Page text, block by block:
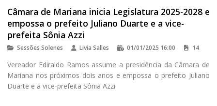
Câmara de Mariana inicia Legislatura 2025-2028 e
empossa o prefeito Juliano Duarte e a vice-
prefeita Sônia Azzi
Sessões Solenes Livia Salles 01/01/2025 16:00 14
Vereador Ediraldo Ramos assume a presidência da Câmara de
Mariana nos próximos dois anos e empossa o prefeito Juliano
Duarte e a vice-prefeita Sônia Azzi